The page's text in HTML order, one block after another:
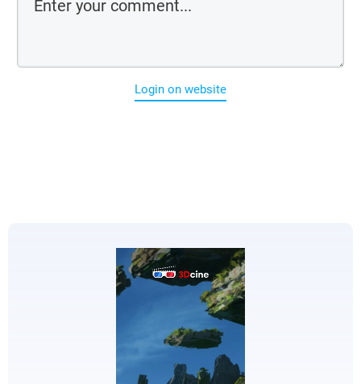
Login on website